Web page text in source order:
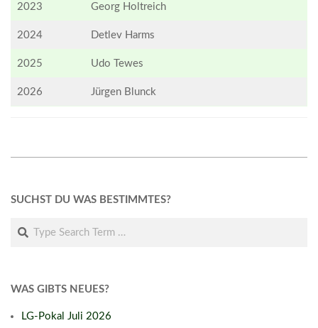
2023 Georg Holtreich
2024 Detlev Harms
2025 Udo Tewes
2026 Jürgen Blunck
27
SUCHST DU WAS BESTIMMTES?
Search
WAS GIBTS NEUES?
LG-Pokal Juli 2026